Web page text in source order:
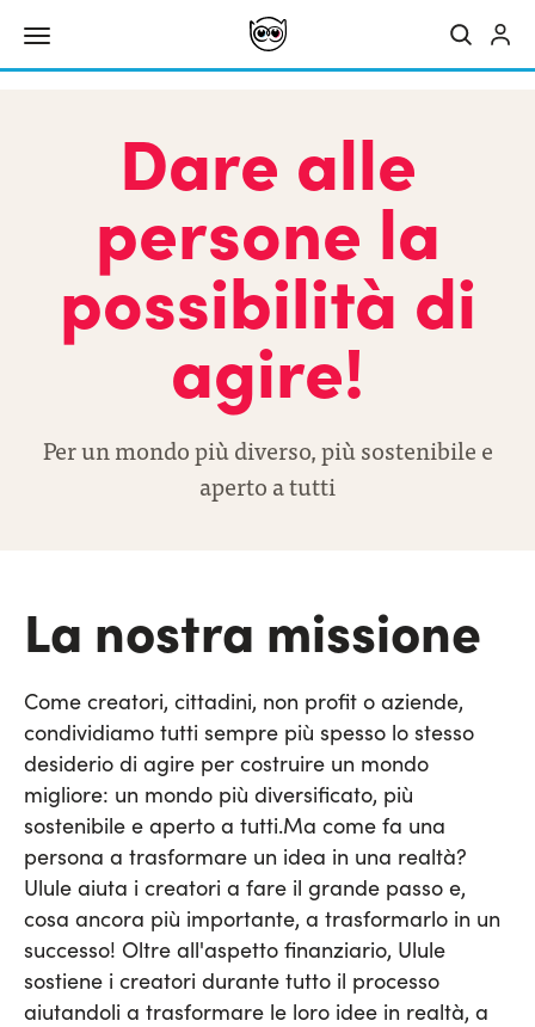
Dare alle
persone la
possibilità di
agire!
Per un mondo più diverso, più sostenibile e
aperto a tutti
La nostra missione
Come creatori, cittadini, non profit o aziende,
condividiamo tutti sempre più spesso lo stesso
desiderio di agire per costruire un mondo
migliore: un mondo più diversificato, più
sostenibile e aperto a tutti.Ma come fa una
persona a trasformare un idea in una realtà?
Ulule aiuta i creatori a fare il grande passo e,
cosa ancora più importante, a trasformarlo in un
successo! Oltre all'aspetto finanziario, Ulule
sostiene i creatori durante tutto il processo
aiutandoli a trasformare le loro idee in realtà, a